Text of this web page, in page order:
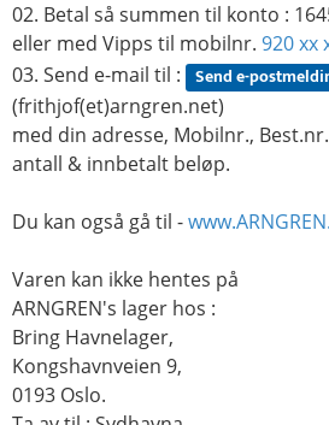
02. Betal så summen til konto :
eller med Vipps til mobilnr. 920 xx
03. Send e-mail til : Send e-
(frithjof(et)arngren.net)
med din adresse, Mobilnr.,
antall & innbetalt beløp.
Du kan også gå til -
Varen kan ikke hentes på
ARNGREN's lager hos :
Bring Havnelager,
Kongshavnveien 9,
0193 Oslo.